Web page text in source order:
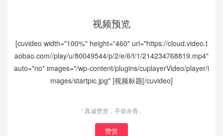
视频预览
[cuvideo width="100%" height="460" url="https://cloud.video.t
aobao.com//play/u/80049544/p/2/e/6/t/1/214234768819.mp4"
auto="no" images="/wp-content/plugins/cuplayerVideo/player/i
mages/startpic.jpg" ]视频标题[/cuvideo]
「真诚赞赏，手留余香」
赞赏